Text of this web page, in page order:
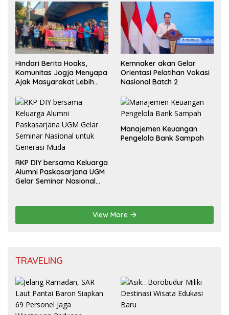
Hindari Berita Hoaks,
Komunitas Jogja Menyapa
Ajak Masyarakat Lebih
Kemnaker akan Gelar
Orientasi Pelatihan Vokasi
Nasional Batch 2
RKP DIY bersama Keluarga
Alumni Paskasarjana UGM
Gelar Seminar Nasional
Manajemen Keuangan
Pengelola Bank Sampah
View More
TRAVELING